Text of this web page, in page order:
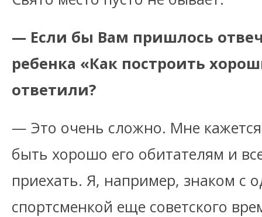
— Если бы Вам пришлось
ребенка «Как построить
ответили?
— Это очень сложно. Мне
быть хорошо его обитателям и
приехать. Я, например, знаком с
спортсменкой еще советского